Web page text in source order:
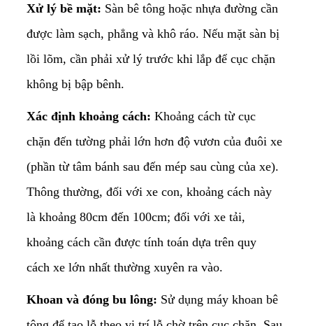
Xử lý bề mặt: Sàn bê tông hoặc nhựa đường cần
được làm sạch, phẳng và khô ráo. Nếu mặt sàn bị
lồi lõm, cần phải xử lý trước khi lắp để cục chặn
không bị bập bênh.
Xác định khoảng cách: Khoảng cách từ cục
chặn đến tường phải lớn hơn độ vươn của đuôi xe
(phần từ tâm bánh sau đến mép sau cùng của xe).
Thông thường, đối với xe con, khoảng cách này
là khoảng 80cm đến 100cm; đối với xe tải,
khoảng cách cần được tính toán dựa trên quy
cách xe lớn nhất thường xuyên ra vào.
Khoan và đóng bu lông: Sử dụng máy khoan bê